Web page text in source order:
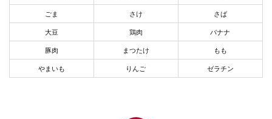
ごま さけ さば
大豆 鶏肉 バナナ
豚肉 まつたけ もも
やまいも りんご ゼラチン